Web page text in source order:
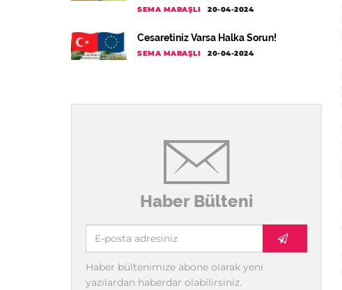
SEMA MARAŞLI 20-04-2024
Cesaretiniz Varsa Halka Sorun!
SEMA MARAŞLI 20-04-2024
Haber Bülteni
Haber bültenimize abone olarak yeni
yazılardan haberdar olabilirsiniz.